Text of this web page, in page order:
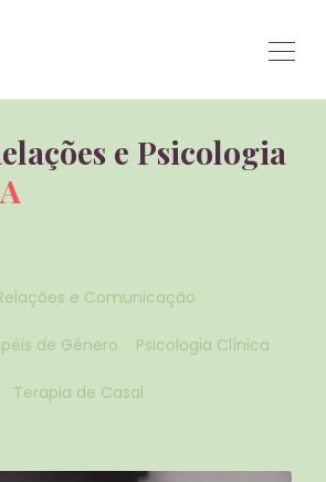
e Psicologia
e Comunicação
de Género Psicologia Clínica
Terapia de Casal